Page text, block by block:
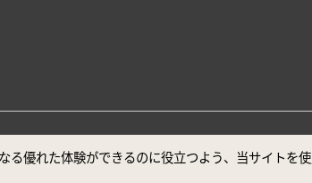
優れた体験ができるのに役立つよう、当サイトを
覧を推奨しております。（推奨解像度